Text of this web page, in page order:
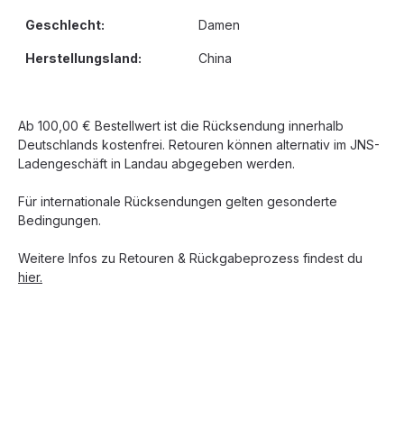
Geschlecht: Damen
Herstellungsland: China
Ab 100,00 € Bestellwert ist die Rücksendung innerhalb
Deutschlands kostenfrei. Retouren können alternativ im JNS-
Ladengeschäft in Landau abgegeben werden.
Für internationale Rücksendungen gelten gesonderte
Bedingungen.
Weitere Infos zu Retouren & Rückgabeprozess findest du
hier.